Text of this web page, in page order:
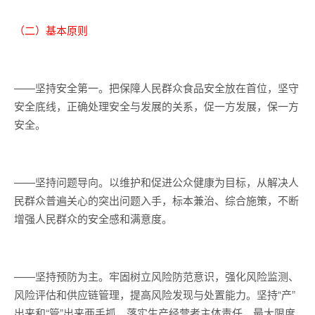
（二）基本原则
——坚持安全第一。把保障人民群众食品安全放在首位，坚守
安全底线，正确处理安全与发展的关系，促一方发展，保一方
安全。
——坚持问题导向。以维护和促进公众健康为目标，从解决人
民群众普遍关心的突出问题入手，标本兼治、综合施策，不断
增强人民群众的安全感和满意度。
——坚持预防为主。牢固树立风险防范意识，强化风险监测、
风险评估和供应链管理，提高风险发现与处置能力。坚持“产”